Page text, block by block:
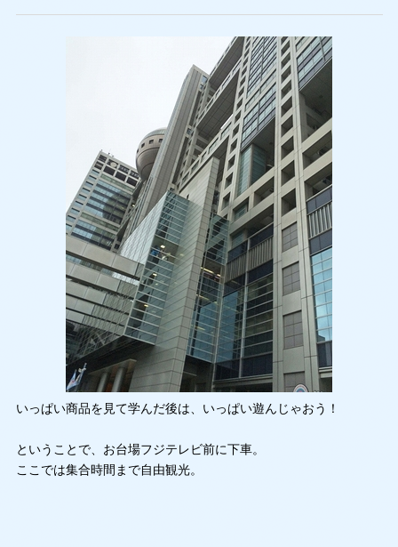
いっぱい商品を見て学んだ後は、いっぱい遊んじゃおう！
ということで、お台場フジテレビ前に下車。
ここでは集合時間まで自由観光。